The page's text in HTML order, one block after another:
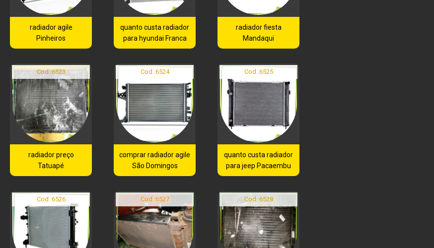
radiador agile
Pinheiros
quanto custa radiador
para hyundai Franca
radiador fiesta
Mandaqui
Cod.:6523
radiador preço
Tatuapé
Cod.:6524
comprar radiador agile
São Domingos
Cod.:6525
quanto custa radiador
para jeep Pacaembu
Cod.:6526 Cod.:6527 Cod.:6528